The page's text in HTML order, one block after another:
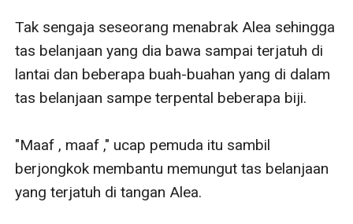
Tak sengaja seseorang menabrak Alea sehingga
tas belanjaan yang dia bawa sampai terjatuh di
lantai dan beberapa buah-buahan yang di dalam
tas belanjaan sampe terpental beberapa biji.
"Maaf , maaf ," ucap pemuda itu sambil
berjongkok membantu memungut tas belanjaan
yang terjatuh di tangan Alea.